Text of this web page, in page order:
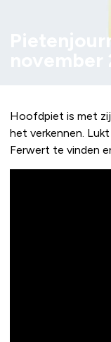
Hoofdpiet is met
het verkennen.
Ferwert te vinden